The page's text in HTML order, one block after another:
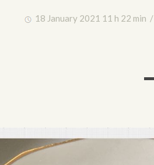
18 January 2021 11 h 22 min /